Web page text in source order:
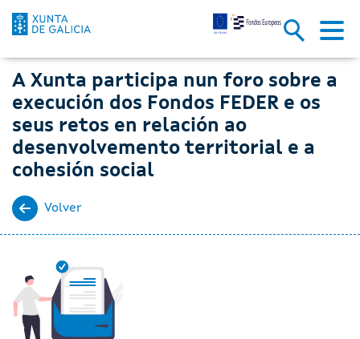
A Xunta participa nun foro
Skip to Main Content
A Xunta participa nun foro sobre a
execución dos Fondos FEDER e os
seus retos en relación ao
desenvolvemento territorial e a
cohesión social
Volver